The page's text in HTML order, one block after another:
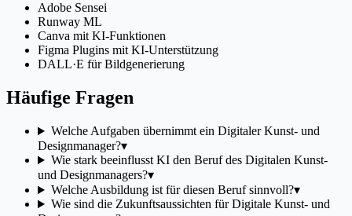
Adobe Sensei
Runway ML
Canva mit KI-Funktionen
Figma Plugins mit KI-Unterstützung
DALL·E für Bildgenerierung
Häufige Fragen
Welche Aufgaben übernimmt ein Digitaler Kunst- und
Designmanager?▾
Wie stark beeinflusst KI den Beruf des Digitalen Kunst-
und Designmanagers?▾
Welche Ausbildung ist für diesen Beruf sinnvoll?▾
Wie sind die Zukunftsaussichten für Digitale Kunst- und